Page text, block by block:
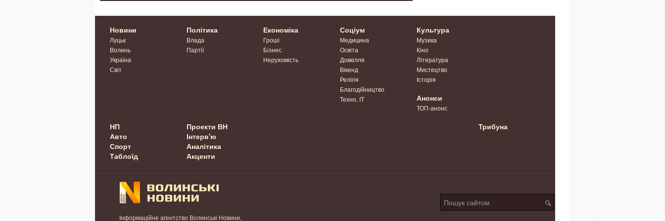
Новини
Луцьк
Волинь
Україна
Світ
Політика
Влада
Партії
Економіка
Гроші
Бізнес
Нерухомість
Соціум
Медицина
Освіта
Довкілля
Вікенд
Релігія
Благодійництво
Техно, IT
Культура
Музика
Кіно
Література
Мистецтво
Історія
Анонси
ТОП-анонс
НП
Авто
Спорт
Таблоїд
Проекти ВН
Інтерв'ю
Аналітика
Акценти
Трибуна
Інформаційне агентство Волинські Новини.